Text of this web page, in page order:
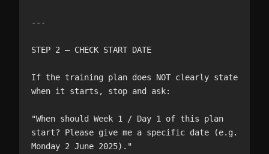
---
STEP 2 — CHECK START DATE
If the training plan does NOT clearly state
when it starts, stop and ask:
"When should Week 1 / Day 1 of this plan
start? Please give me a specific date (e.g.
Monday 2 June 2025)."